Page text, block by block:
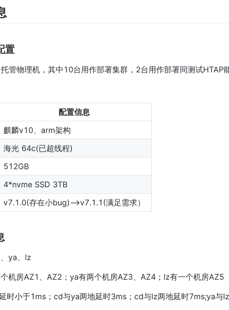
置
管物理机，其中10台用作部署集群，2台用作部署同测试HTAP
配置信息
麒麟v10、arm架构
海光 64c(已超线程)
512GB
4*nvme SSD 3TB
v7.1.0(存在小bug)-->v7.1.1(满足需求）
ya、lz
机房AZ1、AZ2；ya有两个机房AZ3、AZ4；lz有一个机房AZ5
时小于1ms；cd与ya两地延时3ms；cd与lz两地延时7ms;ya与